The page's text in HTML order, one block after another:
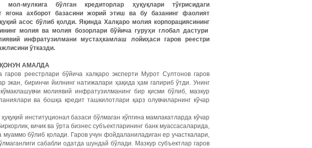
мол-мулкига бўлган кредиторлар ҳуқуқлари
тўғрисидаги
ягона ахборот базасини жорий этиш ва бу базанинг фаолият
асос бўлиб қолди. Яқинда Халқаро молия корпорациясининг
молия ва молия бозорлари бўйича гуруҳи глобал дастури
инфратузилмани мустаҳкамлаш лойиҳаси гаров реестри
ўтказди.
ҚОНУН АМАЛДА
реестрлари бўйича халқаро эксперти Мурот Султонов гаров
биринчи йилнинг натижалари ҳақида ҳам гапириб ўтди. Унинг
молиявий инфратузилманинг бир қисми бўлиб, мазкур
ва бошқа кредит ташкилотлари қарз олувчиларнинг кўчар
институционал базаси бўлмаган кўпгина мамлакатларда кўчар
кичик ва ўрта бизнес субъектларининг банк муассасаларида,
бўлиб қолади. Гаров учун фойдаланиладиган ер участкалари,
сабабли одатда шундай бўлади. Мазкур субъектлар гаров